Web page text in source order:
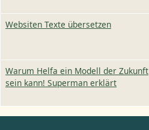
Websiten Texte übersetzen
Warum Helfa ein Modell der Zukunft
sein kann! Superman erklärt